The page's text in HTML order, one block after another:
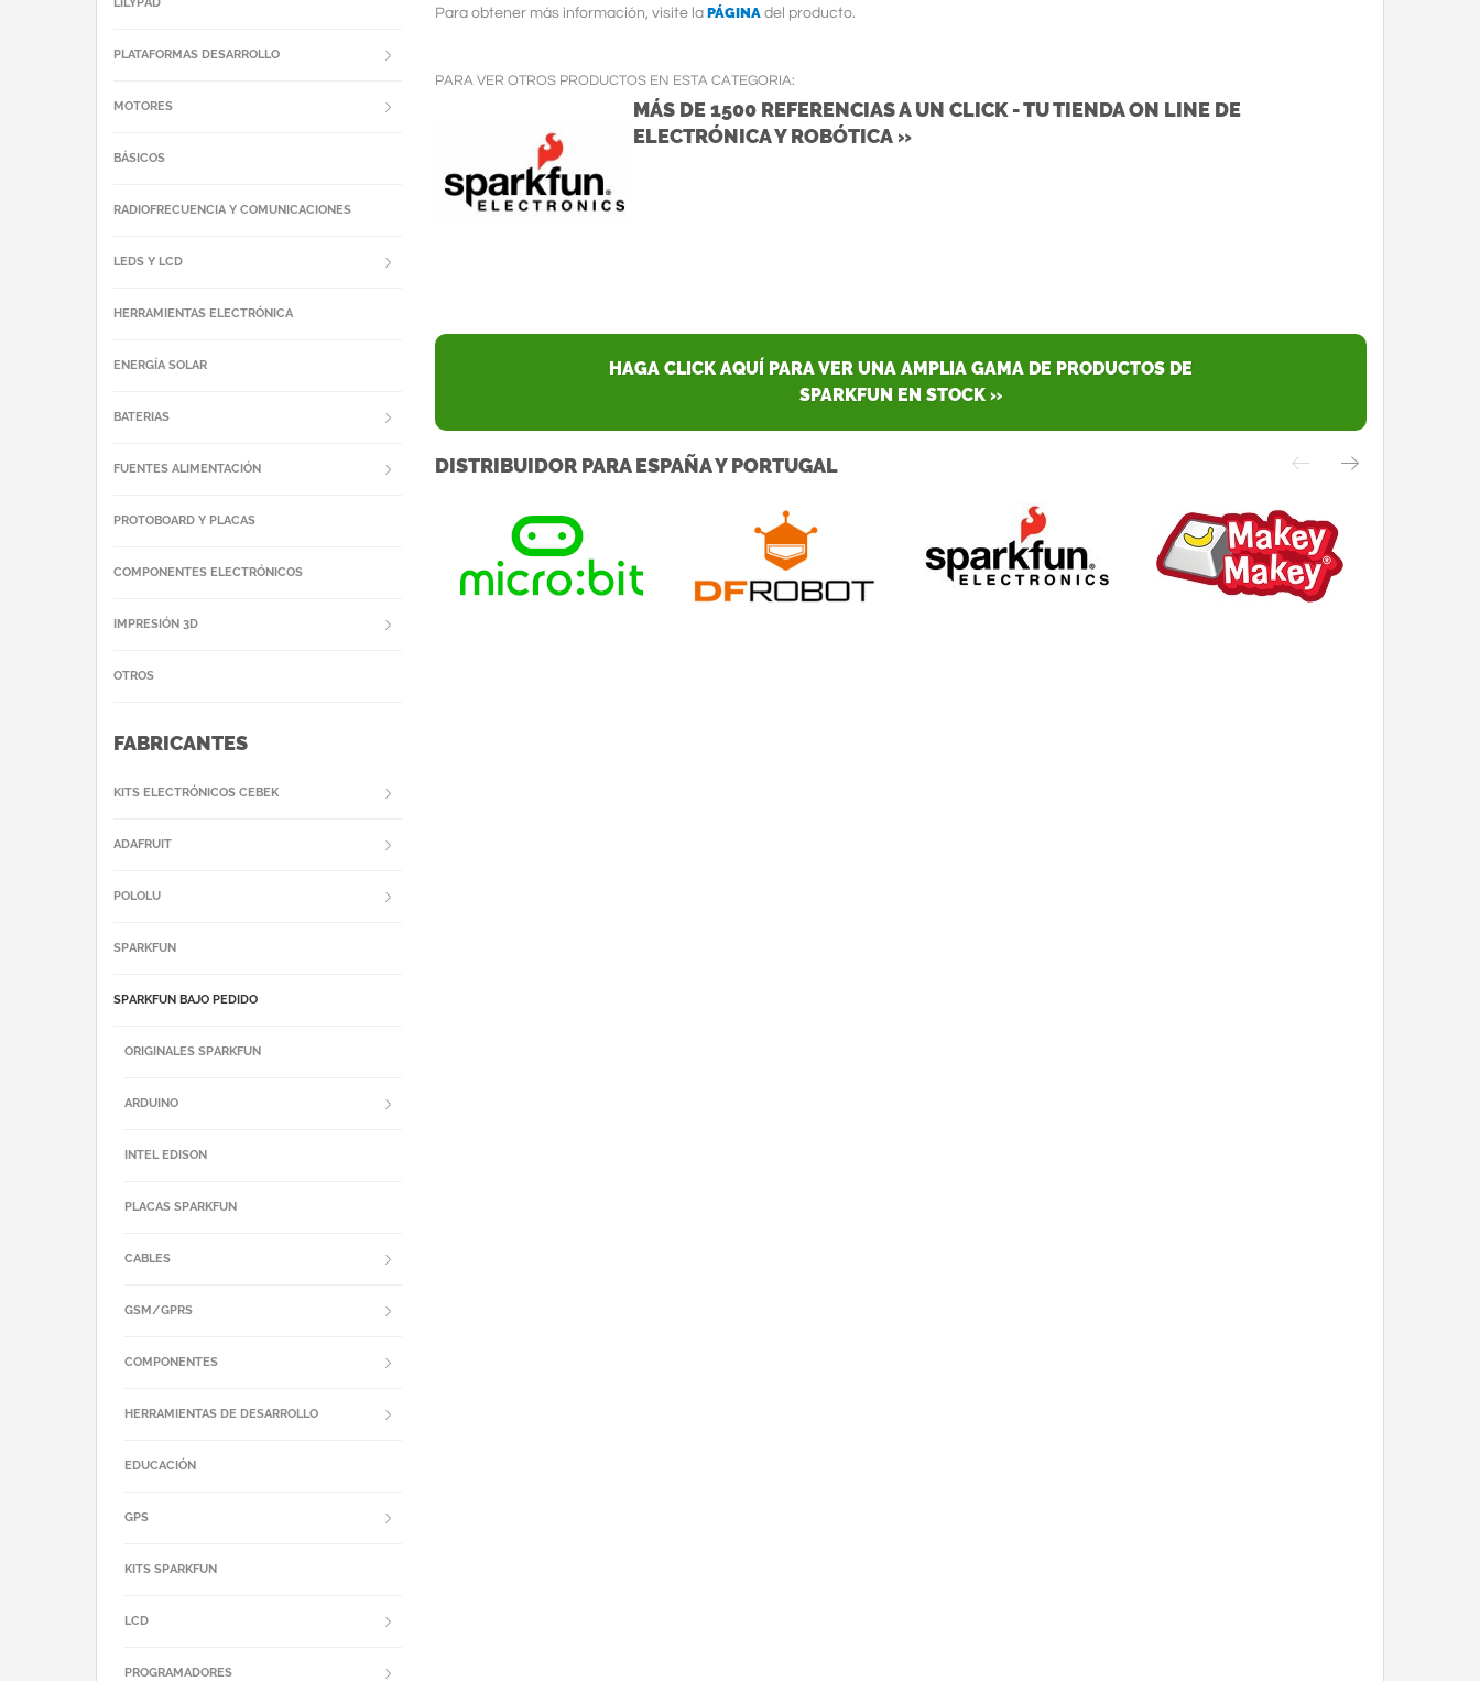
Para obtener más información, visite la PÁGINA del producto.
PARA VER OTROS PRODUCTOS EN ESTA CATEGORIA:
MÁS DE 1500 REFERENCIAS A UN CLICK - TU TIENDA ON LINE DE
ELECTRÓNICA Y ROBÓTICA »
HAGA CLICK AQUÍ PARA VER UNA AMPLIA GAMA DE PRODUCTOS DE
SPARKFUN EN STOCK »
DISTRIBUIDOR PARA ESPAÑA Y PORTUGAL
PLATAFORMAS DESARROLLO
MOTORES
BÁSICOS
RADIOFRECUENCIA Y COMUNICACIONES
LEDS Y LCD
HERRAMIENTAS ELECTRÓNICA
ENERGÍA SOLAR
BATERIAS
FUENTES ALIMENTACIÓN
PROTOBOARD Y PLACAS
COMPONENTES ELECTRÓNICOS
IMPRESIÓN 3D
OTROS
FABRICANTES
KITS ELECTRÓNICOS CEBEK
ADAFRUIT
POLOLU
SPARKFUN
SPARKFUN BAJO PEDIDO
ORIGINALES SPARKFUN
ARDUINO
INTEL EDISON
PLACAS SPARKFUN
CABLES
GSM/GPRS
COMPONENTES
HERRAMIENTAS DE DESARROLLO
EDUCACIÓN
GPS
KITS SPARKFUN
LCD
PROGRAMADORES